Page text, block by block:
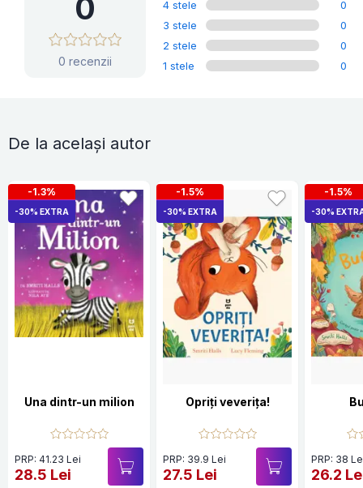
0
0 recenzii
4 stele
0
3 stele
0
2 stele
0
1 stele
0
De la același autor
-1.3%
-30% EXTRA
Una dintr-un milion
PRP: 41.23 Lei
28.5 Lei
-1.5%
-30% EXTRA
Opriți veverița!
PRP: 39.9 Lei
27.5 Lei
-1.5%
-30%
PRP: 38
26.2